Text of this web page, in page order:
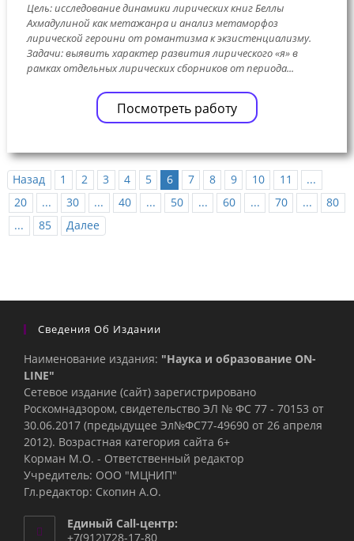
Цель: исследование динамики лирических книг Беллы
Ахмадулиной как метажанра и анализ метаморфоз
лирической героини от романтизма к экзистенциализму.
Задачи: выявить характер развития лирического «я» в
рамках отдельных лирических сборников от периода...
Посмотреть работу
Назад 1 2 3 4 5 6 7 8 9 10 11
...
20
... 30 ... 40 ... 50 ... 60 ... 70 ...
80
...
85 Далее
Сведения Об Издании
Наименование издания: "Наука и образование ON-
LINE"
Сетевое издание (сайт) зарегистрировано
Роскомнадзором, свидетельство ЭЛ № ФС 77 - 70153 от
30.06.2017 (предыдущее Эл№ФC77-49690 от 26 апреля
2012). Возрастная категория сайта 6+
Корман М.О. - Ответственный редактор
Учредитель: ООО "МЦНИП"
Гл.редактор: Скопин А.О.
Единый Call-центр:
+7(912)728-17-80